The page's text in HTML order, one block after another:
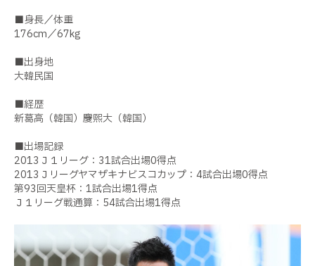
■身長／体重
176cm／67kg
■出身地
大韓民国
■経歴
新葛高（韓国）→慶煕大（韓国）
■出場記録
2013Ｊ１リーグ：31試合出場0得点
2013Ｊリーグヤマザキナビスコカップ：4試合出場0得点
第93回天皇杯：1試合出場1得点
Ｊ１リーグ戦通算：54試合出場1得点